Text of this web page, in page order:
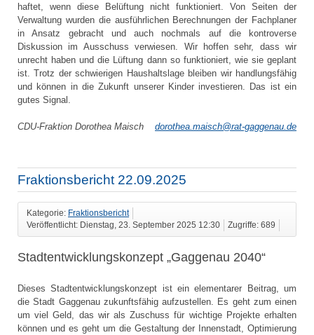
haftet, wenn diese Belüftung nicht funktioniert. Von Seiten der
Verwaltung wurden die ausführlichen Berechnungen der Fachplaner
in Ansatz gebracht und auch nochmals auf die kontroverse
Diskussion im Ausschuss verwiesen. Wir hoffen sehr, dass wir
unrecht haben und die Lüftung dann so funktioniert, wie sie geplant
ist. Trotz der schwierigen Haushaltslage bleiben wir handlungsfähig
und können in die Zukunft unserer Kinder investieren. Das ist ein
gutes Signal.
CDU-Fraktion Dorothea Maisch dorothea.maisch@rat-gaggenau.de
Fraktionsbericht 22.09.2025
Kategorie: Fraktionsbericht
Veröffentlicht: Dienstag, 23. September 2025 12:30
Zugriffe: 689
Stadtentwicklungskonzept „Gaggenau 2040“
Dieses Stadtentwicklungskonzept ist ein elementarer Beitrag, um
die Stadt Gaggenau zukunftsfähig aufzustellen. Es geht zum einen
um viel Geld, das wir als Zuschuss für wichtige Projekte erhalten
können und es geht um die Gestaltung der Innenstadt, Optimierung